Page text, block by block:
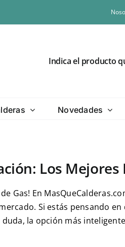
Indica el producto
Novedades
Los
Gas! En
Si estás pensando
duda, la opción más